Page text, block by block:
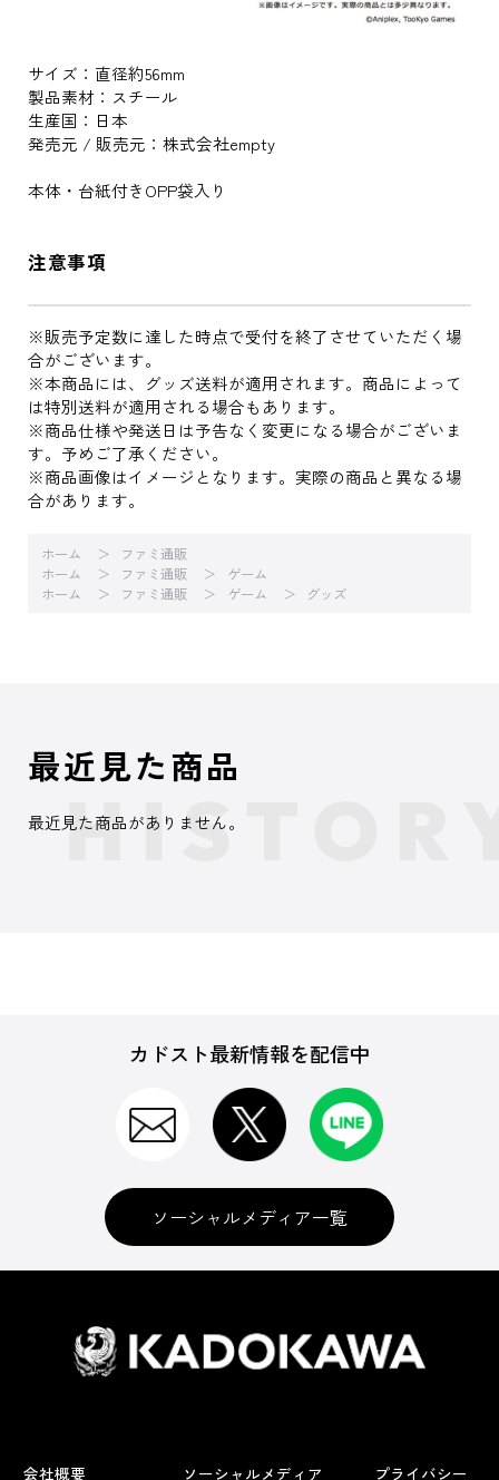
サイズ：直径約56mm
製品素材：スチール
生産国：日本
発売元 / 販売元：株式会社empty
本体・台紙付きOPP袋入り
注意事項
※販売予定数に達した時点で受付を終了させていただく場
合がございます。
※本商品には、グッズ送料が適用されます。商品によって
は特別送料が適用される場合もあります。
※商品仕様や発送日は予告なく変更になる場合がございま
す。予めご了承ください。
※商品画像はイメージとなります。実際の商品と異なる場
合があります。
ホーム
ファミ通販
ホーム
ファミ通販
ゲーム
ホーム
ファミ通販 ゲーム グッズ
最近見た商品
最近見た商品がありません。
カドスト最新情報を配信中
ソーシャルメディア一覧
会社概要 ソーシャルメディア プライバシー